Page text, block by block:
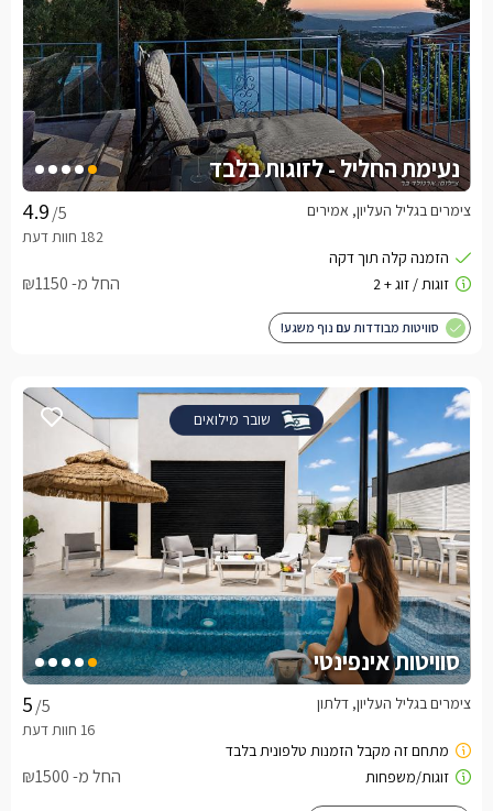
נעימת החליל - לזוגות בלבד
/5 צימרים בגליל העליון, אמירים
החל מ- ₪1150
סוויטות מבודדות עם נוף משגע!
שובר מילואים
סוויטות אינפינטי
/5 צימרים בגליל העליון, דלתון
החל מ- ₪1500